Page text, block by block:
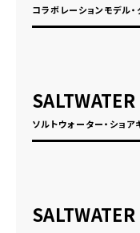
コラボレーションモデル
ソルトウォーター・ショア